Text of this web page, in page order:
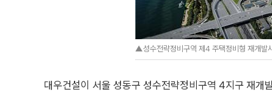
▲성수전략정비구역 제4 주택정비형 재개발
대우건설이 서울 성동구 성수전략정비구역 4지구 재개